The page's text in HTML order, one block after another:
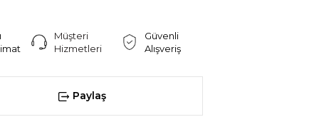
Müşteri
Hizmetleri
Güvenli
Alışveriş
Paylaş